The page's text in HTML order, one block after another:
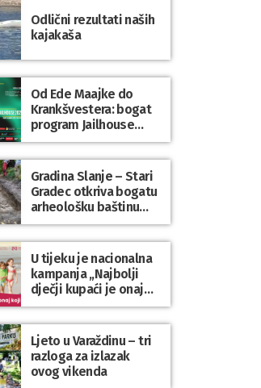
Odlični rezultati naših
kajakaša
Od Ede Maajke do
Krankšvestera: bogat
program Jailhouse
Festivala 2026. u
Lepoglavi
Gradina Slanje – Stari
Gradec otkriva bogatu
arheološku baštinu
Varaždinske županije
U tijeku je nacionalna
kampanja „Najbolji
dječji kupaći je onaj
koji se nosi“
Ljeto u Varaždinu – tri
razloga za izlazak
ovog vikenda